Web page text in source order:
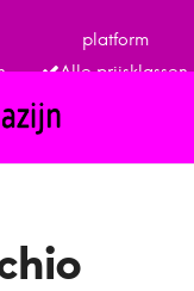
platform
Alle prijsklassen